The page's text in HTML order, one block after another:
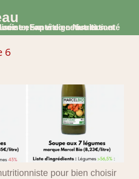
en santé digestive et santé féminine à Saumur, Avoine et en visio consultation
6
pour bien choisir